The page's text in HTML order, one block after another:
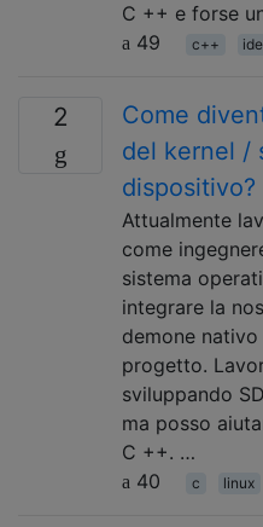
C ++ e forse
49
c++ ide
2
Come
del kernel /
Attualmente
come
sistema
integrare la
demone
progetto.
sviluppando
ma posso
C ++. …
40
c linux